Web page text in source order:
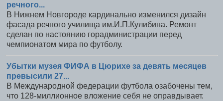
речного...
В Нижнем Новгороде кардинально изменился дизайн
фасада речного училища им.И.П.Кулибина. Ремонт
сделан по настоянию горадминистрации перед
чемпионатом мира по футболу.
Убытки музея ФИФА в Цюрихе за девять месяцев
превысили 27...
В Международной федерации футбола озабочены тем,
что 128-миллионное вложение себя не оправдывает.